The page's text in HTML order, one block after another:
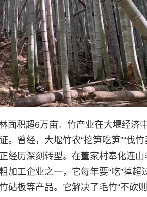
面积超6万亩。竹产业在大堰经济
曾经，大堰竹农“挖笋吃笋”“伐
经历深刻转型。在董家村奉化连
加工企业之一，它每年要“吃”掉超
砧板等产品。它解决了毛竹“不砍